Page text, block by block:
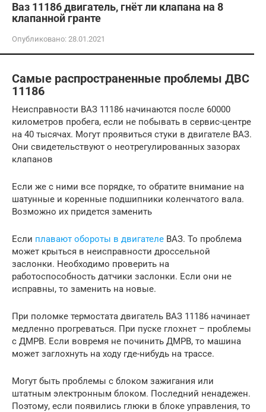
Ваз 11186 двигатель, гнёт ли клапана на 8
клапанной гранте
Опубликовано: 28.01.2021
Самые распространенные проблемы ДВС
11186
Неисправности ВАЗ 11186 начинаются после 60000
километров пробега, если не побывать в сервис-центре
на 40 тысячах. Могут проявиться стуки в двигателе ВАЗ.
Они свидетельствуют о неотрегулированных зазорах
клапанов
Если же с ними все порядке, то обратите внимание на
шатунные и коренные подшипники коленчатого вала.
Возможно их придется заменить
Если плавают обороты в двигателе ВАЗ. То проблема
может крыться в неисправности дроссельной
заслонки. Необходимо проверить на
работоспособность датчики заслонки. Если они не
исправны, то заменить на новые.
При поломке термостата двигатель ВАЗ 11186 начинает
медленно прогреваться. При пуске глохнет – проблемы
с ДМРВ. Если вовремя не починить ДМРВ, то машина
может заглохнуть на ходу где-нибудь на трассе.
Могут быть проблемы с блоком зажигания или
штатным электронным блоком. Последний ненадежен.
Поэтому, если появились глюки в блоке управления, то